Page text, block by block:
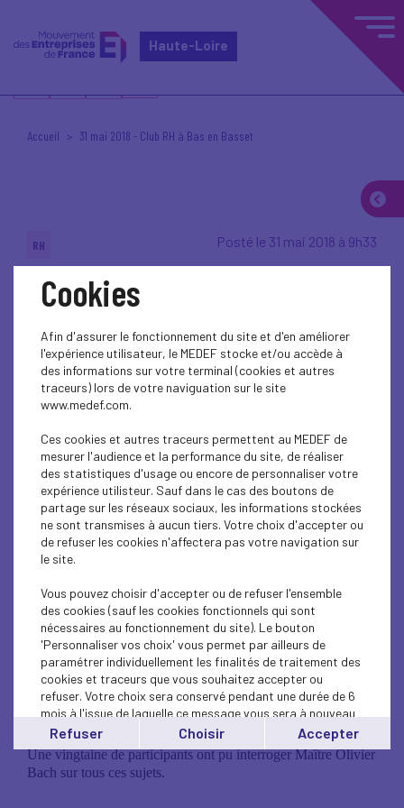
Haute-Loire
Accueil 31 mai 2018 - Club RH à Bas en Basset
RH Posté le 31 mai 2018 à 9h33
31 mai 2018 - Club RH à
Bas en Basset
Maître Olivier Bach du Cabinet Eole Avocats, lors de notre
dernier Club RH a balayé l’actualité RH, CSE, le
prélèvement à la source suite aux ordonnances Macron, la
réforme de l’apprentissage et formation ainsi que l’actualité
jurisprudentielle.
Une vingtaine de participants ont pu interroger Maître Olivier
Bach sur tous ces sujets.
Cookies
Afin d'assurer le fonctionnement du site et d'en améliorer
l'expérience utilisateur, le MEDEF stocke et/ou accède à
des informations sur votre terminal (cookies et autres
traceurs) lors de votre naviguation sur le site
www.medef.com.
Ces cookies et autres traceurs permettent au MEDEF de
mesurer l'audience et la performance du site, de réaliser
des statistiques d'usage ou encore de personnaliser votre
expérience utilisteur. Sauf dans le cas des boutons de
partage sur les réseaux sociaux, les informations stockées
ne sont transmises à aucun tiers. Votre choix d'accepter ou
de refuser les cookies n'affectera pas votre navigation sur
le site.
Vous pouvez choisir d'accepter ou de refuser l'ensemble
des cookies (sauf les cookies fonctionnels qui sont
nécessaires au fonctionnement du site). Le bouton
'Personnaliser vos choix' vous permet par ailleurs de
paramétrer individuellement les finalités de traitement des
cookies et traceurs que vous souhaitez accepter ou
refuser. Votre choix sera conservé pendant une durée de 6
mois à l'issue de laquelle ce message vous sera à nouveau
affiché..
Vous pouvez modifier votre choix à tout moment en
cliquant sur le lien'cookies'en bas de page.
Refuser Choisir Accepter